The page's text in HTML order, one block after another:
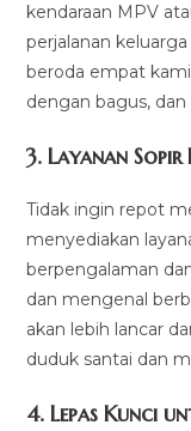
kendaraan MPV
perjalanan
beroda empat
dengan bagus,
3.Layanan
Tidak ingin repot
menyediakan
berpengalaman
dan mengenal
akan lebih lancar
duduk santai dan
4.Lepas Kunci